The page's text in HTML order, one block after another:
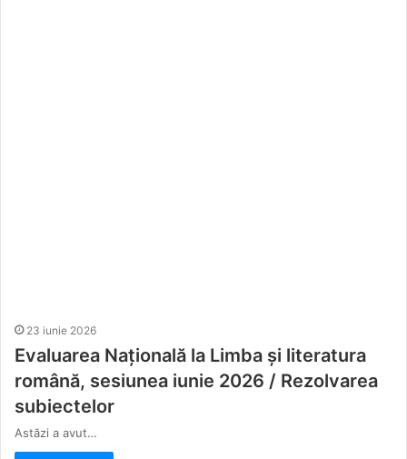
23 iunie 2026
Evaluarea Națională la Limba și literatura
română, sesiunea iunie 2026 / Rezolvarea
subiectelor
Astăzi a avut…